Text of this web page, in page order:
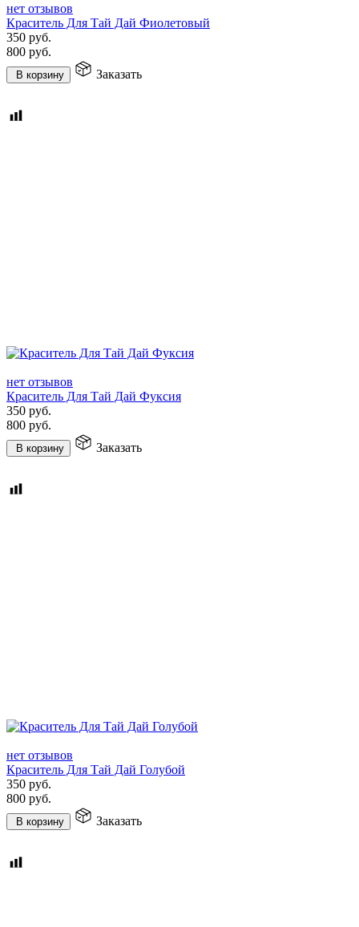
нет отзывов
Краситель Для Тай Дай Фиолетовый
350 руб.
800 руб.
В корзину Заказать
нет отзывов
Краситель Для Тай Дай Фуксия
350 руб.
800 руб.
В корзину Заказать
нет отзывов
Краситель Для Тай Дай Голубой
350 руб.
800 руб.
В корзину Заказать